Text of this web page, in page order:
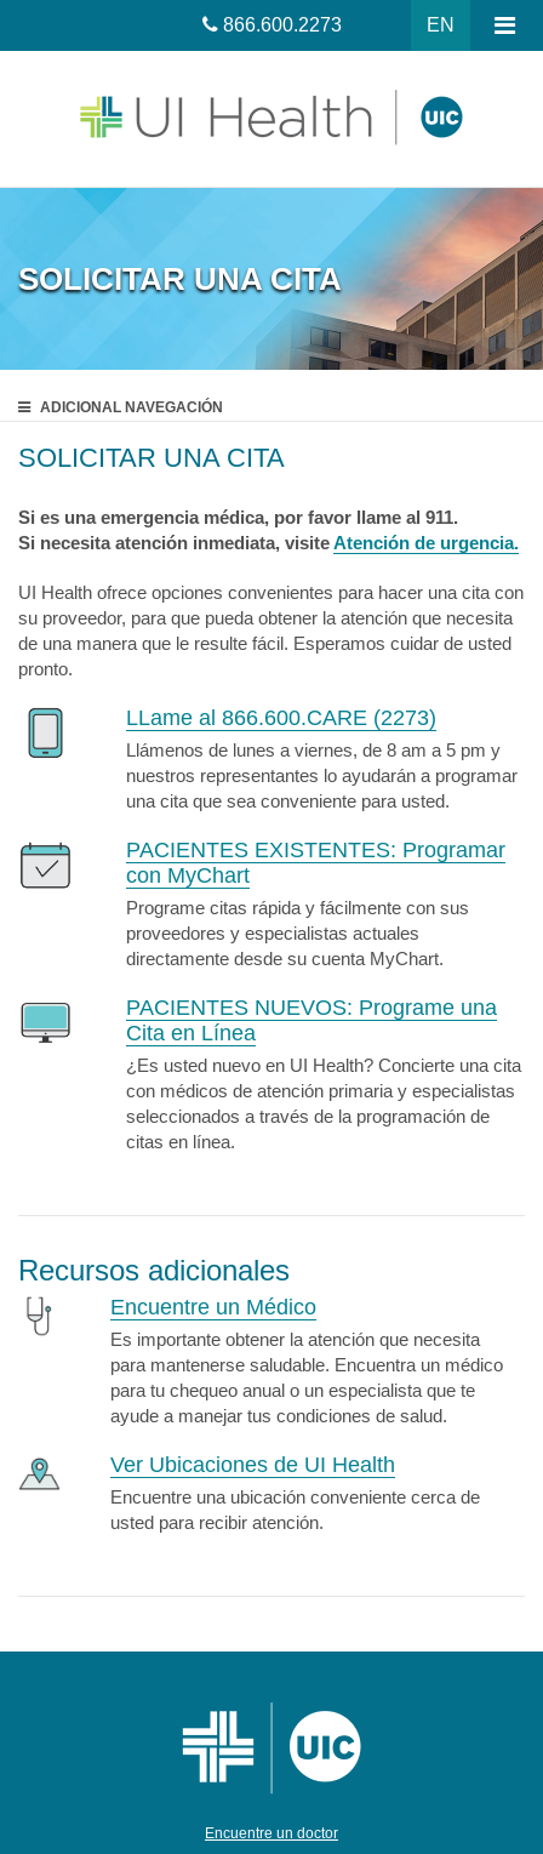
EN
866.600.2273
SOLICITAR UNA CITA
ADICIONAL NAVEGACIÓN
SOLICITAR UNA CITA
Si es una emergencia médica, por favor llame al 911.
Si necesita atención inmediata, visiteAtención de urgencia.
UI Health ofrece opciones convenientes para hacer una cita con
su proveedor, para que pueda obtener la atención que necesita
de una manera que le resulte fácil. Esperamos cuidar de usted
pronto.
LLame al 866.600.CARE (2273)
Llámenos de lunes a viernes, de 8 am a 5 pm y
nuestros representantes lo ayudarán a programar
una cita que sea conveniente para usted.
PACIENTES EXISTENTES: Programar
con MyChart
Programe citas rápida y fácilmente con sus
proveedores y especialistas actuales
directamente desde su cuenta MyChart.
PACIENTES NUEVOS: Programe una
Cita en Línea
¿Es usted nuevo en UI Health? Concierte una cita
con médicos de atención primaria y especialistas
seleccionados a través de la programación de
citas en línea.
Recursos adicionales
Encuentre un Médico
Es importante obtener la atención que necesita
para mantenerse saludable. Encuentra un médico
para tu chequeo anual o un especialista que te
ayude a manejar tus condiciones de salud.
Ver Ubicaciones de UI Health
Encuentre una ubicación conveniente cerca de
usted para recibir atención.
Encuentre un doctor